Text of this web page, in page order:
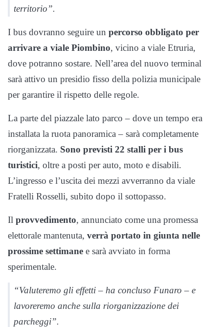
territorio”.
I bus dovranno seguire un percorso obbligato per
arrivare a viale Piombino, vicino a viale Etruria,
dove potranno sostare. Nell’area del nuovo terminal
sarà attivo un presidio fisso della polizia municipale
per garantire il rispetto delle regole.
La parte del piazzale lato parco – dove un tempo era
installata la ruota panoramica – sarà completamente
riorganizzata. Sono previsti 22 stalli per i bus
turistici, oltre a posti per auto, moto e disabili.
L’ingresso e l’uscita dei mezzi avverranno da viale
Fratelli Rosselli, subito dopo il sottopasso.
Il provvedimento, annunciato come una promessa
elettorale mantenuta, verrà portato in giunta nelle
prossime settimane e sarà avviato in forma
sperimentale.
“Valuteremo gli effetti – ha concluso Funaro – e
lavoreremo anche sulla riorganizzazione dei
parcheggi”.